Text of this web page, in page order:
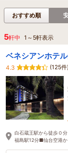
おすすめ順
5軒中 1 ～ 5軒表示
ベネシアンホテ
4.3
(125件)
白石蔵王駅から徒歩０
福島駅12分■仙台空港